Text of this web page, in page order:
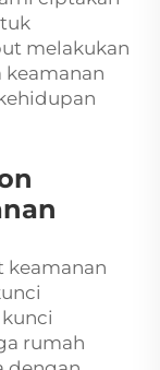
melakukan
keamanan
keamanan
rumah